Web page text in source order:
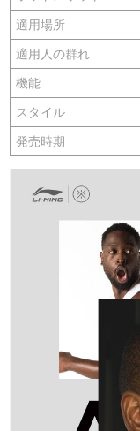
適用場所
適用人の群れ
機能
スタイル
発売時期